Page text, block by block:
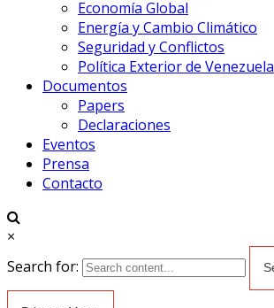
Economía Global
Energía y Cambio Climático
Seguridad y Conflictos
Política Exterior de Venezuela
Documentos
Papers
Declaraciones
Eventos
Prensa
Contacto
×
Search for: